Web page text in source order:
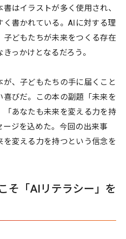
はイラストが多く使用され、
く書かれている。AIに対する理
どもたちが未来をつくる存在
っかけとなるだろう。
が、子どもたちの手に届くこと
びだ。この本の副題「未来を
「あなたも未来を変える力を持
ージを込めた。今回の出来事
変える力を持つという信念を
そ「AIリテラシー」を